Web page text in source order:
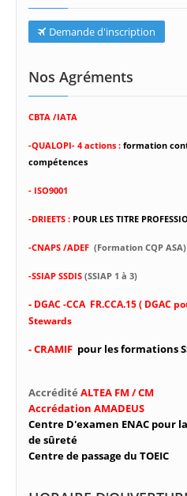
Demande d'inscription
Nos Agréments
CBTA /IATA
-QUALOPI- 4 actions : formation
compétences
- ISO9001
-DRIEETS : POUR LES TITRE
-CNAPS /ADEF (Formation CQP ASA)
-SSIAP SSDIS (SSIAP 1 à 3)
- DGAC -CCA FR.CCA.15 (
Stewards
- CRAMIF pour les formations
Accrédité ALTEA FM / CM
Accrédation AMADEUS
Centre D'examen ENAC pour
de sûreté
Centre de passage du TOEIC